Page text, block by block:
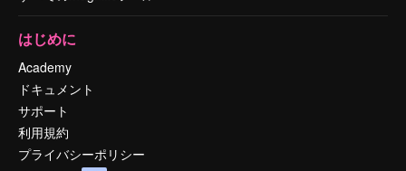
はじめに
Academy
ドキュメント
サポート
利用規約
プライバシーポリシー